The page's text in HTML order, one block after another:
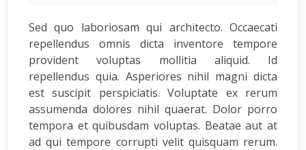
Sed quo laboriosam qui architecto. Occaecati
repellendus omnis dicta inventore tempore
provident voluptas mollitia aliquid. Id
repellendus quia. Asperiores nihil magni dicta
est suscipit perspiciatis. Voluptate ex rerum
assumenda dolores nihil quaerat. Dolor porro
tempora et quibusdam voluptas. Beatae aut at
ad qui tempore corrupti velit quisquam rerum.